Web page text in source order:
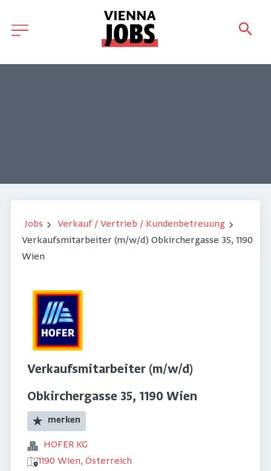
Jobs
Verkauf / Vertrieb / Kundenbetreuung
Verkaufsmitarbeiter (m/w/d) Obkirchergasse 35, 1190
Wien
Verkaufsmitarbeiter (m/w/d)
Obkirchergasse 35, 1190 Wien
merken
HOFER KG
1190 Wien, Österreich